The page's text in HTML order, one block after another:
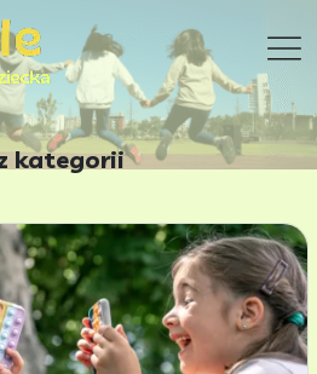
kategorii